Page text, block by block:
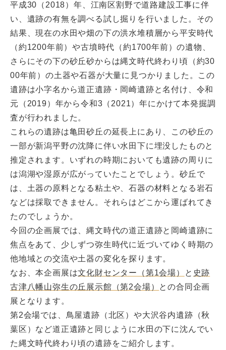
平成30（2018）年、江南区割野で道路建設工事に伴
い、遺跡の有無を調べる試し掘りを行いました。その
結果、現在の水田や畑の下の洪水堆積層から平安時代
（約1200年前）や古墳時代（約1700年前）の遺物、
さらにその下の砂丘砂からは縄文時代終わり頃（約30
00年前）の土器や石器が大量に見つかりました。この
遺跡は小字名から道正遺跡・岡崎遺跡と名付け、令和
元（2019）年から令和3（2021）年にかけて本発掘調
査が行われました。
これらの遺跡は亀田砂丘の延長上にあり、この砂丘の
一部が新潟平野の沈降に伴い水田下に埋没したものと
推定されます。いずれの時期においても遺跡の周りに
は潟湖や湿原が広がっていたことでしょう。砂丘で
は、土器の原料となる粘土や、石器の材料となる岩石
などは採取できません。それらはどこから運ばれてき
たのでしょうか。
今回の企画展では、縄文時代の道正遺跡と岡崎遺跡に
焦点をあて、少しずつ弥生時代に近づいてゆく時期の
他地域との交流や土器の変化を探ります。
なお、本企画展は文化財センター（第1会場） と 史跡
古津八幡山弥生の丘展示館（第2会場） との合同企画
展となります。
第2会場では、鳥屋遺跡（北区）や大沢谷内遺跡（秋
葉区）など道正遺跡と同じように水田の下に沈んでい
た縄文時代終わり頃の遺跡をご紹介します。